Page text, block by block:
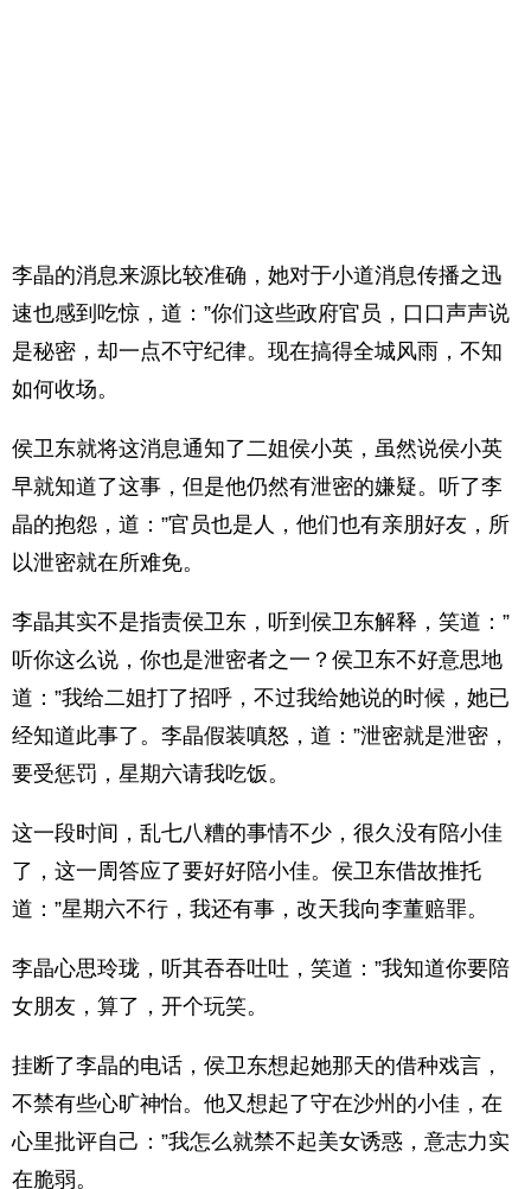
李晶的消息来源比较准确，她对于小道消息传播之迅
速也感到吃惊，道：”你们这些政府官员，口口声声说
是秘密，却一点不守纪律。现在搞得全城风雨，不知
如何收场。
侯卫东就将这消息通知了二姐侯小英，虽然说侯小英
早就知道了这事，但是他仍然有泄密的嫌疑。听了李
晶的抱怨，道：”官员也是人，他们也有亲朋好友，所
以泄密就在所难免。
李晶其实不是指责侯卫东，听到侯卫东解释，笑道：”
听你这么说，你也是泄密者之一？侯卫东不好意思地
道：”我给二姐打了招呼，不过我给她说的时候，她已
经知道此事了。李晶假装嗔怒，道：”泄密就是泄密，
要受惩罚，星期六请我吃饭。
这一段时间，乱七八糟的事情不少，很久没有陪小佳
了，这一周答应了要好好陪小佳。侯卫东借故推托
道：”星期六不行，我还有事，改天我向李董赔罪。
李晶心思玲珑，听其吞吞吐吐，笑道：”我知道你要陪
女朋友，算了，开个玩笑。
挂断了李晶的电话，侯卫东想起她那天的借种戏言，
不禁有些心旷神怡。他又想起了守在沙州的小佳，在
心里批评自己：”我怎么就禁不起美女诱惑，意志力实
在脆弱。